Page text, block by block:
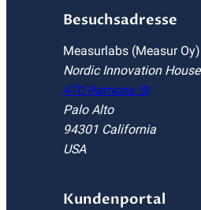
Besuchsadresse
Measurlabs (Measur Oy)
Nordic Innovation House
470 Ramona St
Palo Alto
94301 California
USA
Kundenportal